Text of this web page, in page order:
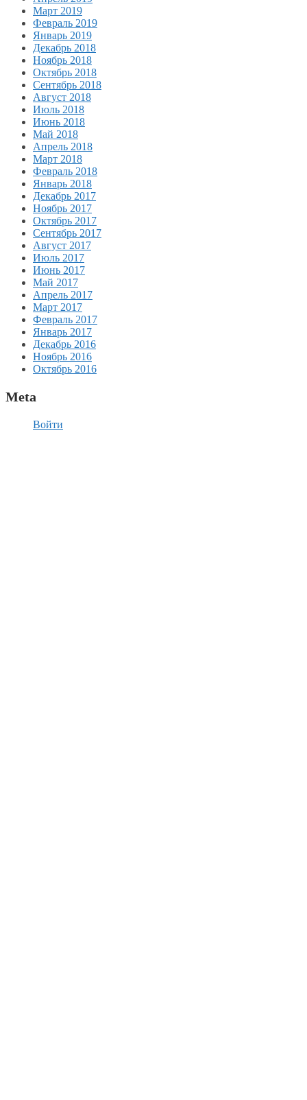
Март 2019
Февраль 2019
Январь 2019
Декабрь 2018
Ноябрь 2018
Октябрь 2018
Сентябрь 2018
Август 2018
Июль 2018
Июнь 2018
Май 2018
Апрель 2018
Март 2018
Февраль 2018
Январь 2018
Декабрь 2017
Ноябрь 2017
Октябрь 2017
Сентябрь 2017
Август 2017
Июль 2017
Июнь 2017
Май 2017
Апрель 2017
Март 2017
Февраль 2017
Январь 2017
Декабрь 2016
Ноябрь 2016
Октябрь 2016
Meta
Войти